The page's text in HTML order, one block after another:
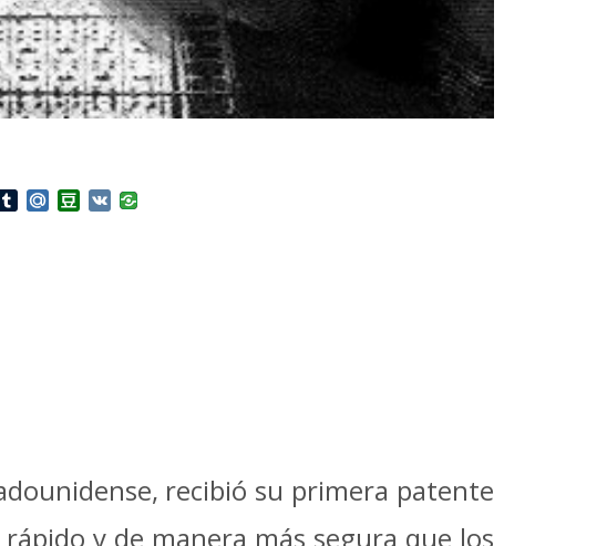
TumblrMail.RuDouban
VK
recibió su primera patente
y de manera más segura que los